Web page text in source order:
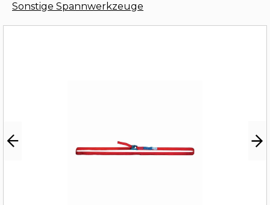
Sonstige Spannwerkzeuge